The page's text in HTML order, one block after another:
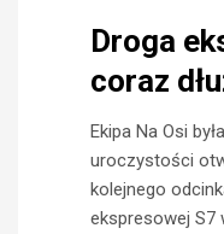
Droga
coraz
Ekipa Na Osi
uroczystości
kolejnego
ekspresowej S7